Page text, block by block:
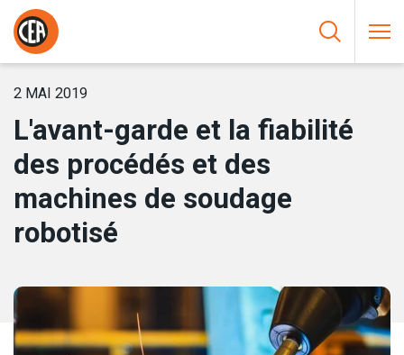
Aller au contenu
HOME/
PROCÉDÉS ET DES MACHINES DE SOUDAGE ROBOTISÉ
2 MAI 2019
L'avant-garde et la fiabilité
des procédés et des
machines de soudage
robotisé